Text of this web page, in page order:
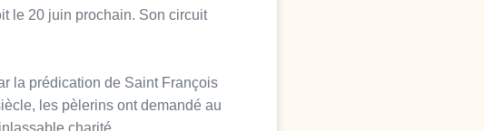
le 20 juin prochain. Son circuit
la prédication de Saint François
les pèlerins ont demandé au
charité.